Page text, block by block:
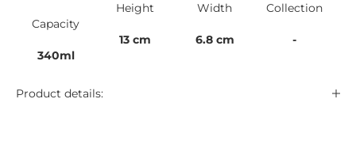
Capacity
340ml
Height
13 cm
Width
6.8 cm
Collection
-
Product details: